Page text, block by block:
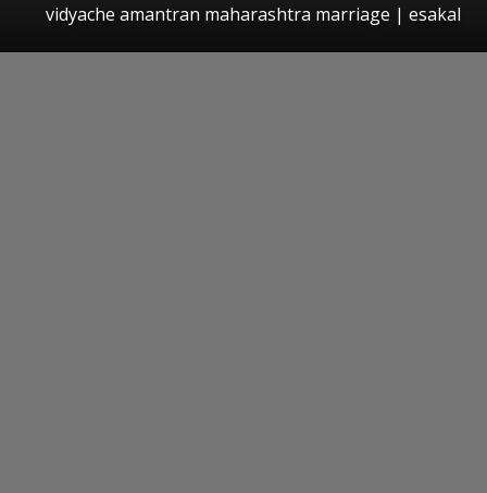
vidyache amantran maharashtra marriage | esakal